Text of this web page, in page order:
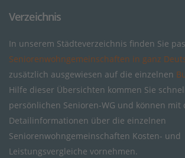
Verzeichnis
In unserem Städteverzeichnis finden Sie
Seniorenwohngemeinschaften in ganz
zusätzlich ausgewiesen auf die einzelnen
Hilfe dieser Übersichten kommen Sie
persönlichen Senioren-WG und können mit
Detailinformationen über die einzelnen
Seniorenwohngemeinschaften Kosten- und
Leistungsvergleiche vornehmen.